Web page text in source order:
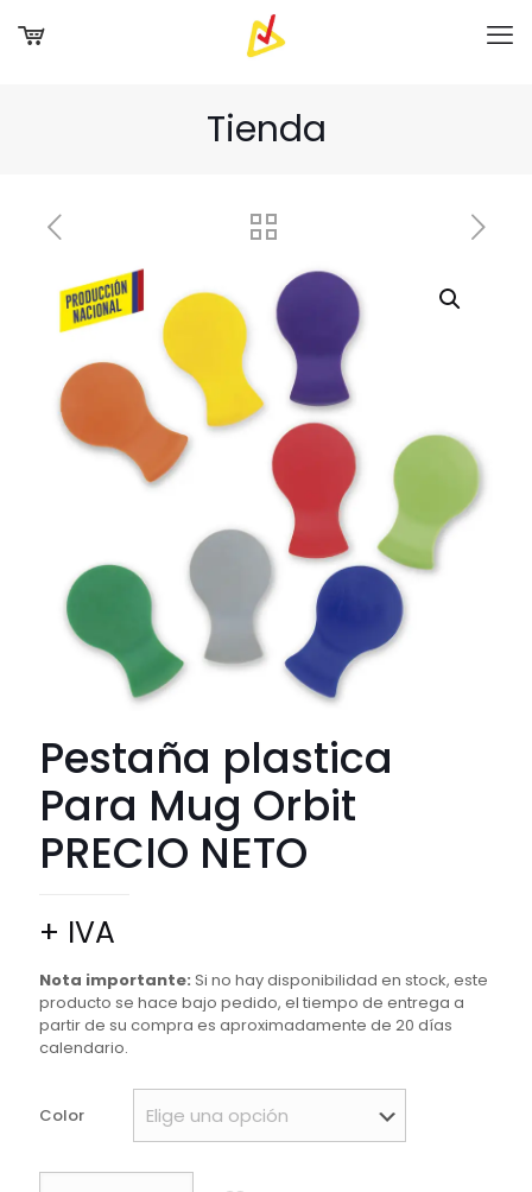
Tienda
Pestaña plastica
Para Mug Orbit
PRECIO NETO
+ IVA
Nota importante: Si no hay disponibilidad en stock, este
producto se hace bajo pedido, el tiempo de entrega a
partir de su compra es aproximadamente de 20 días
calendario.
Color